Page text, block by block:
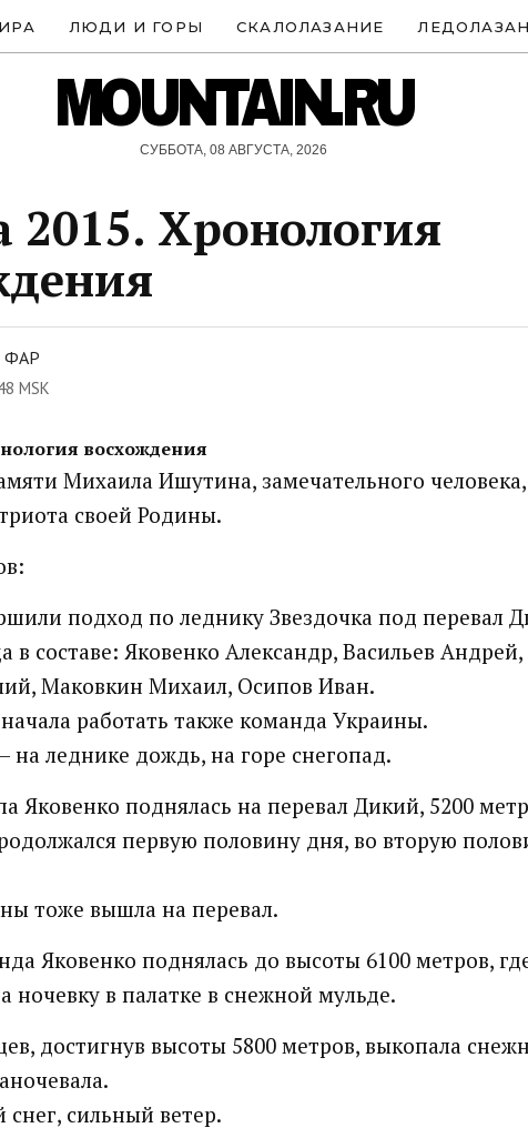
ЛЮДИ И ГОРЫ СКАЛОЛАЗАНИЕ
MOUNTAIN.RU
СУББОТА, 08 АВГУСТА, 2026
2015. Хронология
ФАР
MSK
восхождения
Михаила Ишутина, замечательного человека,
своей Родины.
подход по леднику Звездочка под перевал
в составе: Яковенко Александр, Васильев Андрей,
Маковкин Михаил, Осипов Иван.
работать также команда Украины.
на леднике дождь, на горе снегопад.
Яковенко поднялась на перевал Дикий, 5200
первую половину дня, во вторую
тоже вышла на перевал.
Яковенко поднялась до высоты 6100 метров,
ночевку в палатке в снежной мульде.
достигнув высоты 5800 метров, выкопала
снег, сильный ветер.